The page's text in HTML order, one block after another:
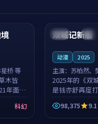
99:44
桥 等
木皆
年面
质与校
共同构
如初、
科幻
中国 独播
双城记新版
动漫 2025
主演： 苏柏然、
2025年的《双
是钱亦舒再度
佳作。中国大
沙漠探险的氛
就，苏柏然与
98,375 9.1
99:31